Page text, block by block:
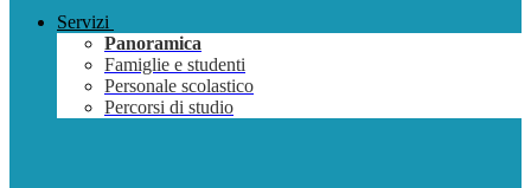
Servizi
Panoramica
Famiglie e studenti
Personale scolastico
Percorsi di studio